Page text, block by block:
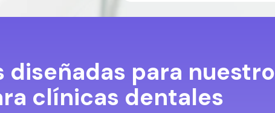
diseñadas para nuestro
clínicas dentales